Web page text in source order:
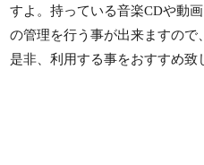
すよ。持っている音楽CDや動
の管理を行う事が出来ますので
是非、利用する事をおすすめ致